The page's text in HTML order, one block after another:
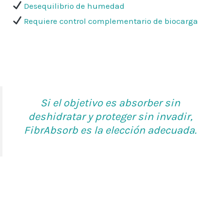
Desequilibrio de humedad
Requiere control complementario de biocarga
Si el objetivo es absorber sin
deshidratar y proteger sin invadir,
FibrAbsorb es la elección adecuada.